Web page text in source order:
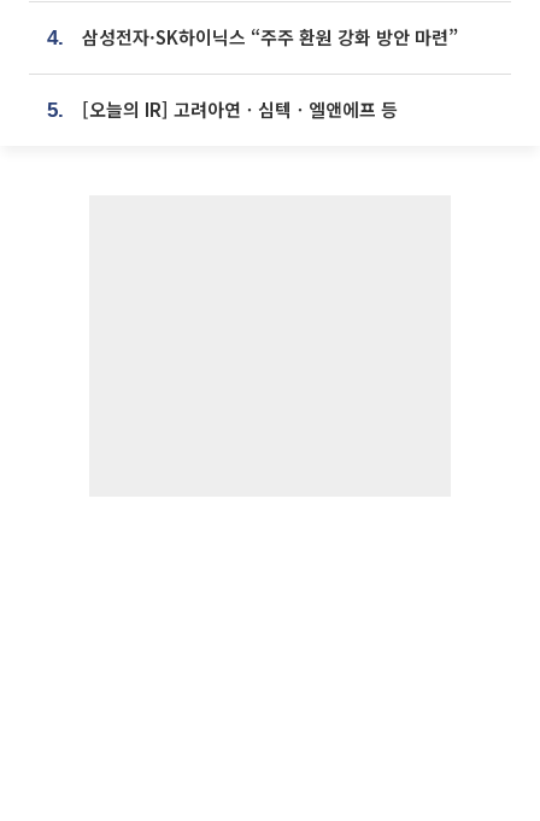
4. 삼성전자·SK하이닉스 “주주 환원 강화 방안 마련”
5. [오늘의 IR] 고려아연ㆍ심텍ㆍ엘앤에프 등